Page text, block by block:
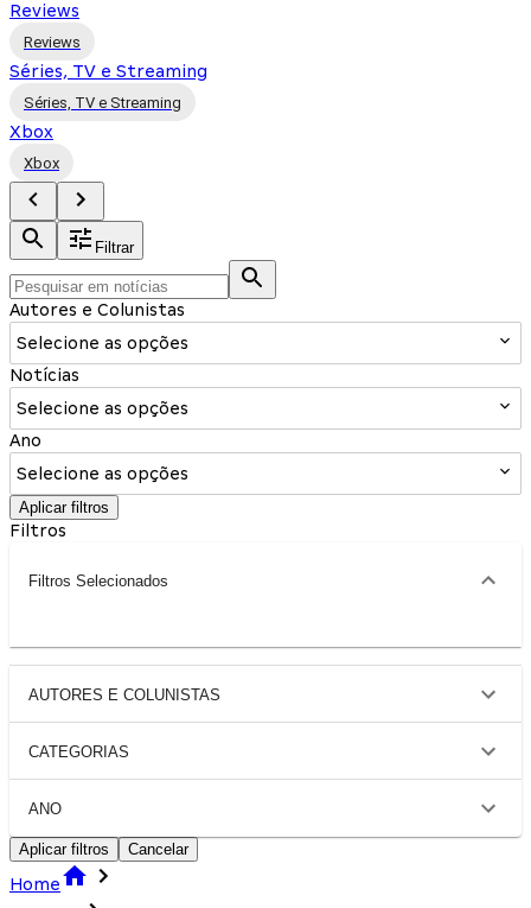
Reviews
Reviews
Séries, TV e Streaming
Séries, TV e Streaming
Xbox
Xbox
Filtrar
Autores e Colunistas
Selecione as opções
Notícias
Selecione as opções
Ano
Selecione as opções
Aplicar filtros
Filtros
Filtros Selecionados
AUTORES E COLUNISTAS
CATEGORIAS
ANO
Aplicar filtros Cancelar
Home